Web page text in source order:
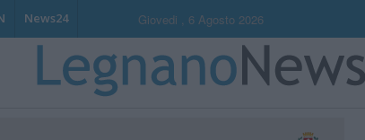
News24 Giovedi , 6 Agosto 2026